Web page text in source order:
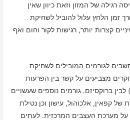
רגילה של המזון וזאת כיוון שאין
זמן הלחץ עלול להוביל לשחיקת
קצרות יותר, רגישות לקור וחום ואף
לגורמים המובילים לשחיקת
מצביעים על קשר בין הפרעות
ברוקסיזם. גורמים נוספים שעשויים
של קפאין, אלכוהול, עישון וכן נטילת
על מערכת העצבים המרכזית. לעתים